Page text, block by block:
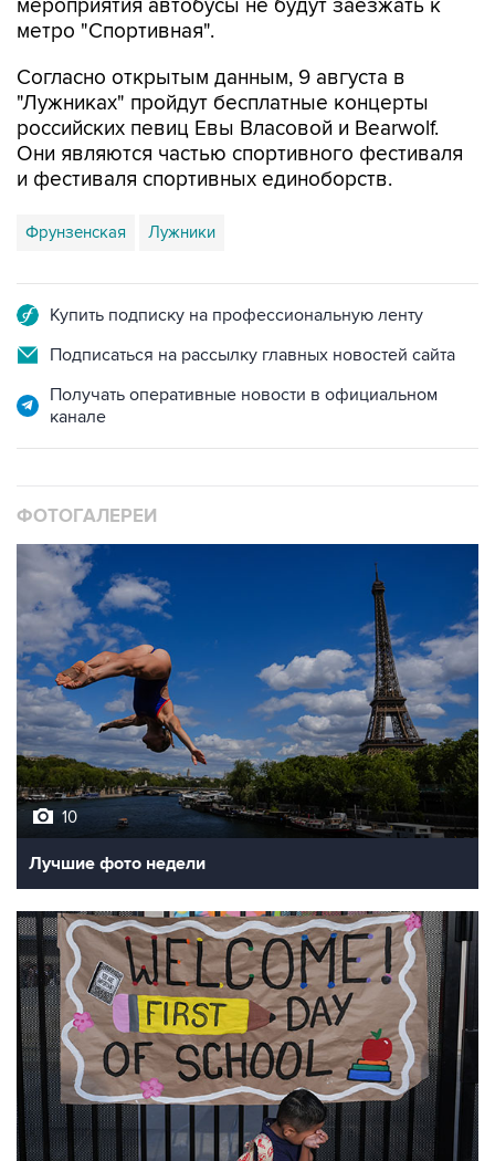
Согласно открытым данным, 9 августа в
российских певиц Евы Власовой и Bearwolf.
Они являются частью спортивного фестиваля
и фестиваля спортивных единоборств.
Фрунзенская Лужники
Подписаться на рассылку главных новостей сайта
Получать оперативные новости в официальном
10
Лучшие фото недели
10